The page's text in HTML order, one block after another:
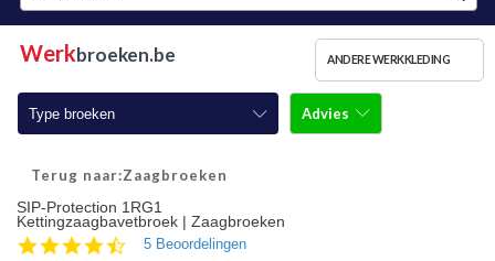
Werkbroeken.be ANDERE WERKKLEDING
Type broeken
Werkbroeken
Werkbroeken met kniestukken
Advies
Zaagbroeken
SIP-Protection 1RG1
Kettingzaagbavetbroek | Zaagbroeken
4.45 Beoordelingen